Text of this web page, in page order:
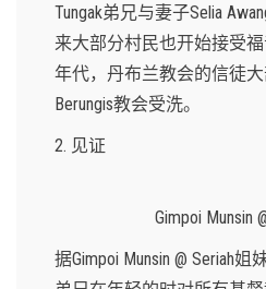
Tungak弟兄与妻子Selia
来大部分村民也开始接受
年代，丹布兰教会的信徒
Berungis教会受洗。
2. 见证
Gimpoi Munsin @
据Gimpoi Munsin @ Seriah姐